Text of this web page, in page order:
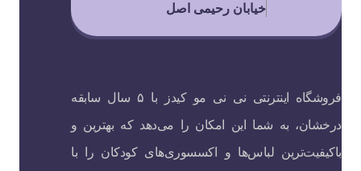
خیابان رحیمی اصل
فروشگاه اینترنتی نی نی مو کیدز با ۵ سال سابقه
درخشان، به شما این امکان را می‌دهد که بهترین و
باکیفیت‌ترین لباس‌ها و اکسسوری‌های کودکان را با